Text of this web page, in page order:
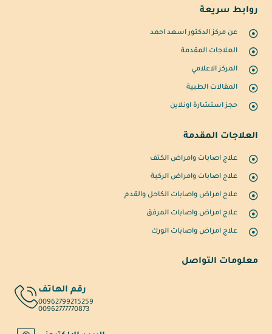
روابط سريعة
عن مركز الدكتور اسعد احمد
العلاجات المقدمة
المركز الاعلامي
المقالات الطبية
حجز استشارة اونلاين
العلاجات المقدمة
علاج اصابات وامراض الكتف
علاج اصابات وامراض الركبة
علاج امراض واصابات الكاحل والقدم
علاج امراض واصابات المرفق
علاج امراض واصابات الورك
معلومات التواصل
رقم الهاتف
00962799215259
00962777770873